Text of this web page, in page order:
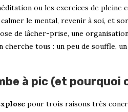
ou les exercices de pleine
le mental, revenir à soi, et
de lâcher-prise, une
tous : un peu de souffle,
à pic (et pourquoi
pour trois raisons très